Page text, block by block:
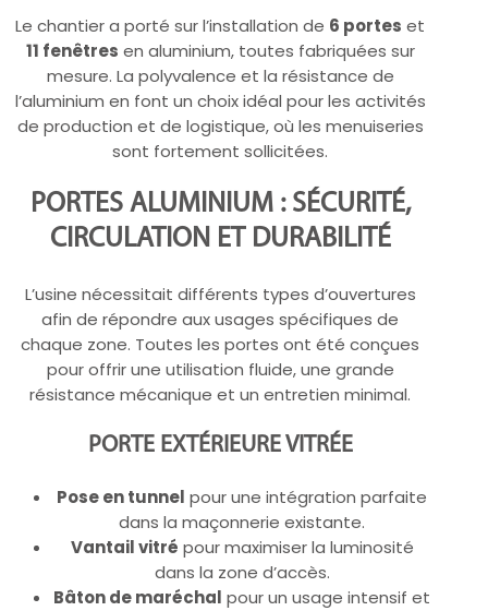
Le chantier a porté sur l’installation de 6 portes et
11 fenêtres en aluminium, toutes fabriquées sur
mesure. La polyvalence et la résistance de
l’aluminium en font un choix idéal pour les activités
de production et de logistique, où les menuiseries
sont fortement sollicitées.
PORTES ALUMINIUM : SÉCURITÉ,
CIRCULATION ET DURABILITÉ
L’usine nécessitait différents types d’ouvertures
afin de répondre aux usages spécifiques de
chaque zone. Toutes les portes ont été conçues
pour offrir une utilisation fluide, une grande
résistance mécanique et un entretien minimal.
PORTE EXTÉRIEURE VITRÉE
Pose en tunnel pour une intégration parfaite
dans la maçonnerie existante.
Vantail vitré pour maximiser la luminosité
dans la zone d’accès.
Bâton de maréchal pour un usage intensif et